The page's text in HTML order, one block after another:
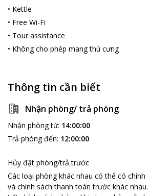
• Kettle
• Free Wi-Fi
• Tour assistance
• Không cho phép mang thú cưng
Thông tin cần biết
Nhận phòng/ trả phòng
Nhận phòng từ: 14:00:00
Trả phòng đến: 12:00:00
Hủy đặt phòng/trả trước
Các loại phòng khác nhau có thể có
và chính sách thanh toán trước khác nhau.